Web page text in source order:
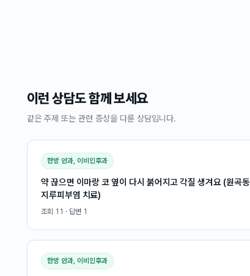
이런 상담도 함께 보세요
같은 주제 또는 관련 증상을 다룬 상담입니다.
한방 안과, 이비인후과
약 끊으면 이마랑 코 옆이 다시 붉어지고 각질 생겨요 (원곡동
지루피부염 치료)
조회 11 · 답변 1
한방 안과, 이비인후과